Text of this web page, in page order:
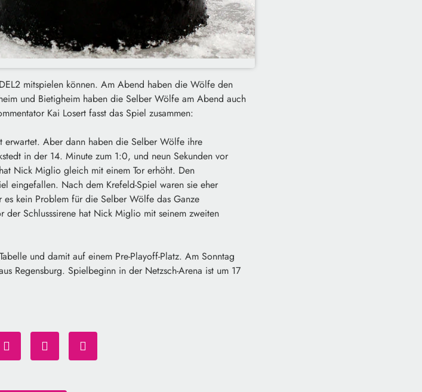
mitspielen können. Am Abend haben die Wölfe den
und Bietigheim haben die Selber Wölfe am Abend auch
Kai Losert fasst das Spiel zusammen:
erwartet. Aber dann haben die Selber Wölfe ihre
in der 14. Minute zum 1:0, und neun Sekunden vor
Nick Miglio gleich mit einem Tor erhöht. Den
eingefallen. Nach dem Krefeld-Spiel waren sie eher
kein Problem für die Selber Wölfe das Ganze
der Schlusssirene hat Nick Miglio mit seinem zweiten
und damit auf einem Pre-Playoff-Platz. Am Sonntag
Regensburg. Spielbeginn in der Netzsch-Arena ist um 17